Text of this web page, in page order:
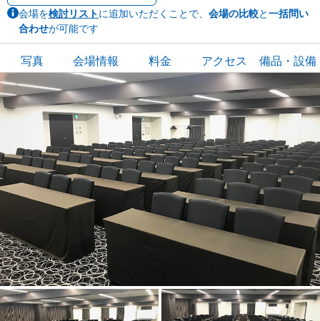
会場を検討リストに追加いただくことで、 会場の比較と一括問い
合わせが可能です
写真 会場情報 料金 アクセス 備品・設備